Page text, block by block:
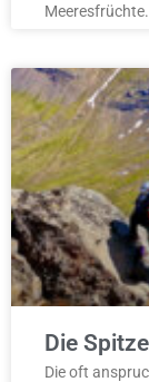
Die
Die oft